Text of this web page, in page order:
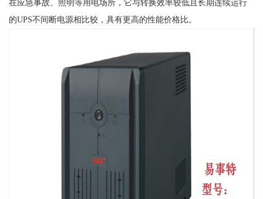
在应急事故、照明等用电场所，它与转换效率较低且长期连续运行
的UPS不间断电源相比较，具有更高的性能价格比。